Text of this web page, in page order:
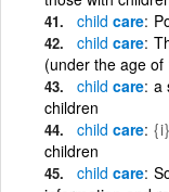
child care
child care
(under the age of
child care a
children
child care {i}
children
child care